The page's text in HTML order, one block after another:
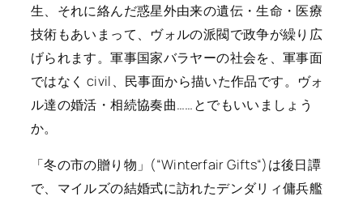
生、それに絡んだ惑星外由来の遺伝・生命・医療
技術もあいまって、ヴォルの派閥で政争が繰り広
げられます。軍事国家バラヤーの社会を、軍事面
ではなく civil、民事面から描いた作品です。ヴォ
ル達の婚活・相続協奏曲……とでもいいましょう
か。
「冬の市の贈り物」(“Winterfair Gifts“)は後日譚
で、マイルズの結婚式に訪れたデンダリィ傭兵艦